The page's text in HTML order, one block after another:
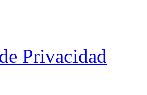
Privacidad